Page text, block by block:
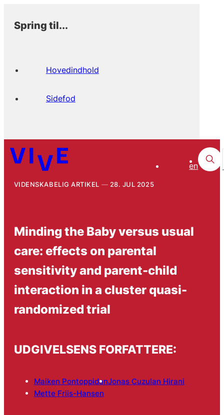
Spring til...
Hovedindhold
Sidefod
en
VIDENSKABELIG ARTIKEL 28. JUL 2025
Minding the Baby versus usual
care: effects on parental
sensitivity and parent-child
interaction in a cluster quasi-
randomized trial
UDGIVELSENS FORFATTERE:
Maiken PontoppidanJonas Cuzulan Hirani
Mette Friis-Hansen